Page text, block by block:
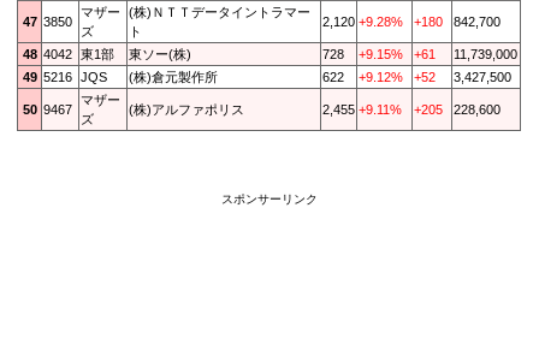
47 3850
マザー
ズ
(株)ＮＴＴデータイントラマー
ト
2,120 +9.28% +180 842,700
48 4042 東1部 東ソー(株) 728 +9.15% +61
11,739,000
49 5216 JQS (株)倉元製作所 622 +9.12% +52 3,427,500
50 9467
マザー
ズ
(株)アルファポリス 2,455 +9.11% +205 228,600
スポンサーリンク